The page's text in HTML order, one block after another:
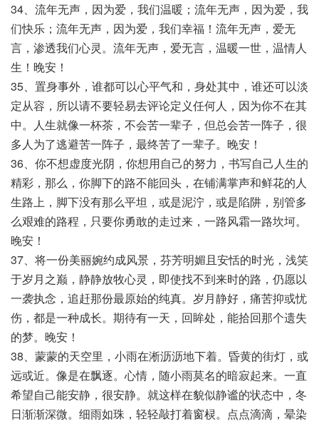
34、流年无声，因为爱，我们温暖；流年无声，因为爱，我
们快乐；流年无声，因为爱，我们幸福！流年无声，爱无
言，渗透我们心灵。流年无声，爱无言，温暖一世，温情人
生！晚安！
35、置身事外，谁都可以心平气和，身处其中，谁还可以淡
定从容，所以请不要轻易去评论定义任何人，因为你不在其
中。人生就像一杯茶，不会苦一辈子，但总会苦一阵子，很
多人为了逃避苦一阵子，最终苦了一辈子。晚安！
36、你不想虚度光阴，你想用自己的努力，书写自己人生的
精彩，那么，你脚下的路不能回头，在铺满掌声和鲜花的人
生路上，脚下没有那么平坦，或是泥泞，或是陷阱，别管多
么艰难的路程，只要你勇敢的走过来，一路风霜一路坎坷。
晚安！
37、将一份美丽婉约成风景，芬芳明媚且安恬的时光，浅笑
于岁月之巅，静静放牧心灵，即使找不到来时的路，仍愿以
一袭执念，追赶那份最原始的纯真。岁月静好，痛苦抑或忧
伤，都是一种成长。期待有一天，回眸处，能拾回那个遗失
的梦。晚安！
38、蒙蒙的天空里，小雨在淅沥沥地下着。昏黄的街灯，或
远或近。像是在飘逐。心情，随小雨莫名的暗寂起来。一直
希望自己能安静，很安静。就这样在貌似静谧的状态中，冬
日渐渐深微。细雨如珠，轻轻敲打着窗棂。点点滴滴，晕染